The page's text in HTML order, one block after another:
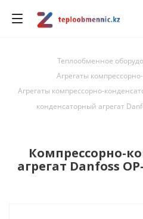
Теплообменное
Агрегаты
Агрегаты компрессорно-
конденсаторный агрегат
Компрессорно-
агрегат Danfoss